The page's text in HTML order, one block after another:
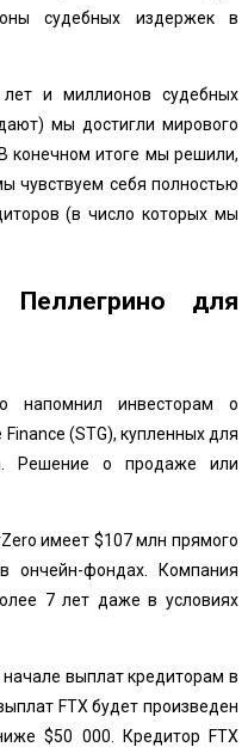
судебных издержек в
и миллионов судебных
мы достигли мирового
конечном итоге мы решили,
чувствуем себя полностью
(в число которых мы
Пеллегрино для
напомнил инвесторам о
(STG), купленных для
Решение о продаже или
имеет $107 млн ​​прямого
ончейн-фондах. Компания
7 лет даже в условиях
выплат кредиторам в
FTX будет произведен
$50 000. Кредитор FTX